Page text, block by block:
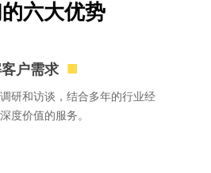
户需求 ■
研和访谈，结合多年的行业经
度价值的服务。
六大优势